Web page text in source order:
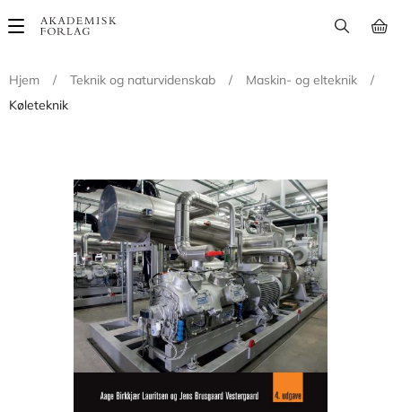
Main
Hjem
/ Teknik og naturvidenskab / Maskin- og elteknik
/
Køleteknik